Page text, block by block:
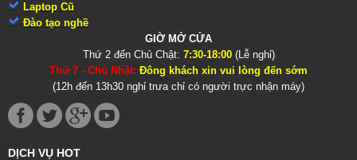
Laptop Cũ
Đào tạo nghề
GIỜ MỞ CỬA
Thứ 2 đến Chủ Chật: 7:30-18:00(Lễ nghỉ)
Thứ 7 - Chủ Nhật: Đông khách xin vui lòng đến sớm
(12h đến 13h30 nghỉ trưa chỉ có người trực nhận máy)
DỊCH VỤ HOT